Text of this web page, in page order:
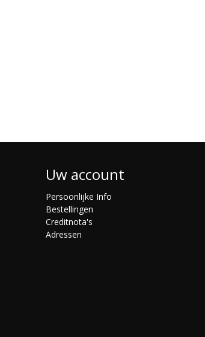
Uw account
Persoonlijke Info
Bestellingen
Creditnota's
Adressen